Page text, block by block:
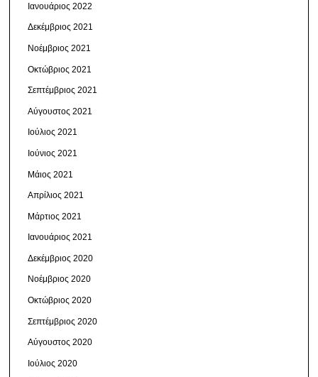
Ιανουάριος 2022
Δεκέμβριος 2021
Νοέμβριος 2021
Οκτώβριος 2021
Σεπτέμβριος 2021
Αύγουστος 2021
Ιούλιος 2021
Ιούνιος 2021
Μάιος 2021
Απρίλιος 2021
Μάρτιος 2021
Ιανουάριος 2021
Δεκέμβριος 2020
Νοέμβριος 2020
Οκτώβριος 2020
Σεπτέμβριος 2020
Αύγουστος 2020
Ιούλιος 2020